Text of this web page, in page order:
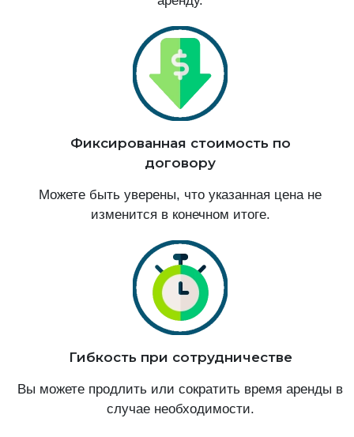
Фиксированная стоимость по
договору
Можете быть уверены, что указанная цена не
изменится в конечном итоге.
Гибкость при сотрудничестве
Вы можете продлить или сократить время аренды в
случае необходимости.